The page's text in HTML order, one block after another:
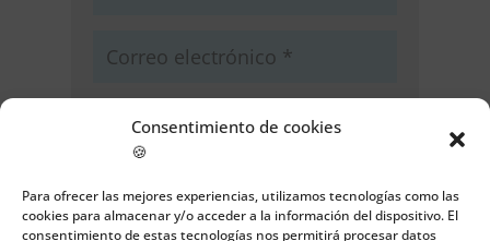
Consentimiento de cookies
🍪
Para ofrecer las mejores experiencias, utilizamos tecnologías como las
cookies para almacenar y/o acceder a la información del dispositivo. El
consentimiento de estas tecnologías nos permitirá procesar datos
electrónico y web en este navegador
para la próxima vez que comente.